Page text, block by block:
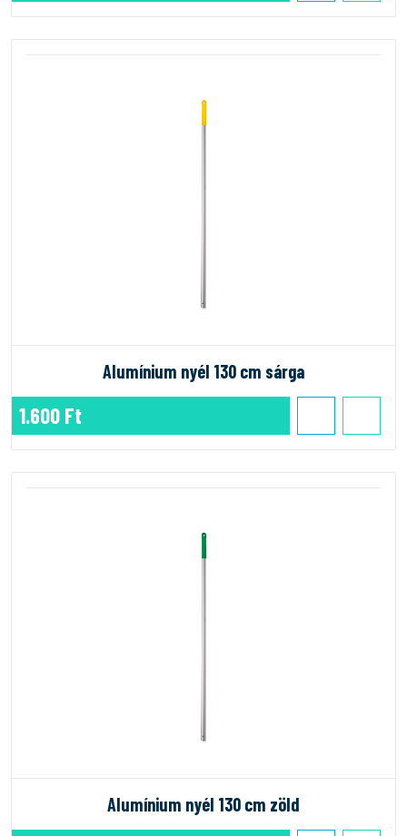
Alumínium nyél 130 cm sárga
1.600 Ft
Alumínium nyél 130 cm zöld